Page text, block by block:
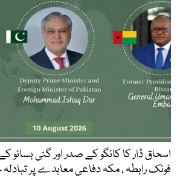
اسحاق ڈار کا کانگو کے صدر اور گنی بسائو
فونک رابطہ ، مکہ دفاعی معاہدے پر